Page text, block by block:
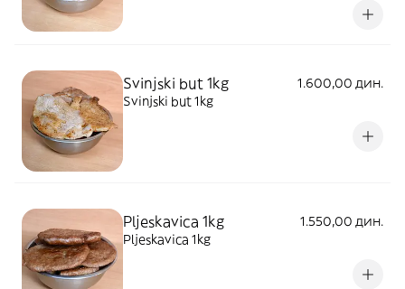
Svinjski but 1kg
1.600,00 дин.
Svinjski but 1kg
Pljeskavica 1kg
1.550,00 дин.
Pljeskavica 1kg